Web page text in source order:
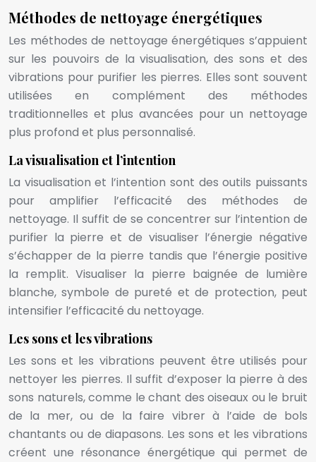
Méthodes de nettoyage énergétiques
Les méthodes de nettoyage énergétiques s’appuient
sur les pouvoirs de la visualisation, des sons et des
vibrations pour purifier les pierres. Elles sont souvent
utilisées en complément des méthodes
traditionnelles et plus avancées pour un nettoyage
plus profond et plus personnalisé.
La visualisation et l’intention
La visualisation et l’intention sont des outils puissants
pour amplifier l’efficacité des méthodes de
nettoyage. Il suffit de se concentrer sur l’intention de
purifier la pierre et de visualiser l’énergie négative
s’échapper de la pierre tandis que l’énergie positive
la remplit. Visualiser la pierre baignée de lumière
blanche, symbole de pureté et de protection, peut
intensifier l’efficacité du nettoyage.
Les sons et les vibrations
Les sons et les vibrations peuvent être utilisés pour
nettoyer les pierres. Il suffit d’exposer la pierre à des
sons naturels, comme le chant des oiseaux ou le bruit
de la mer, ou de la faire vibrer à l’aide de bols
chantants ou de diapasons. Les sons et les vibrations
créent une résonance énergétique qui permet de